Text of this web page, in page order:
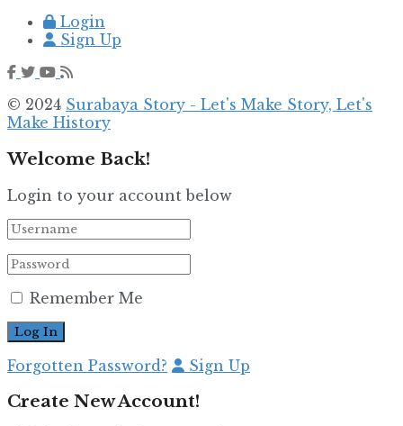
Login
Sign Up
© 2024 Surabaya Story - Let's Make Story, Let's
Make History
Welcome Back!
Login to your account below
Remember Me
Forgotten Password? Sign Up
Create New Account!